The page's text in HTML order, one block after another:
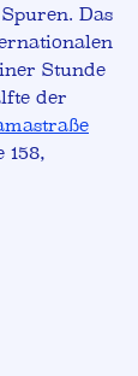
Das
Stunde
der
158,